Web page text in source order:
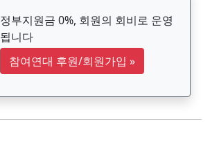
정부지원금 0%, 회원의 회비로 운영
됩니다
참여연대 후원/회원가입 »